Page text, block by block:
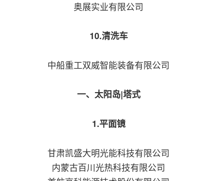
奥展实业有限公司
10.清洗车
中船重工双威智能装备有限公司
一、太阳岛|塔式
1.平面镜
甘肃凯盛大明光能科技有限公司
内蒙古百川光热科技有限公司